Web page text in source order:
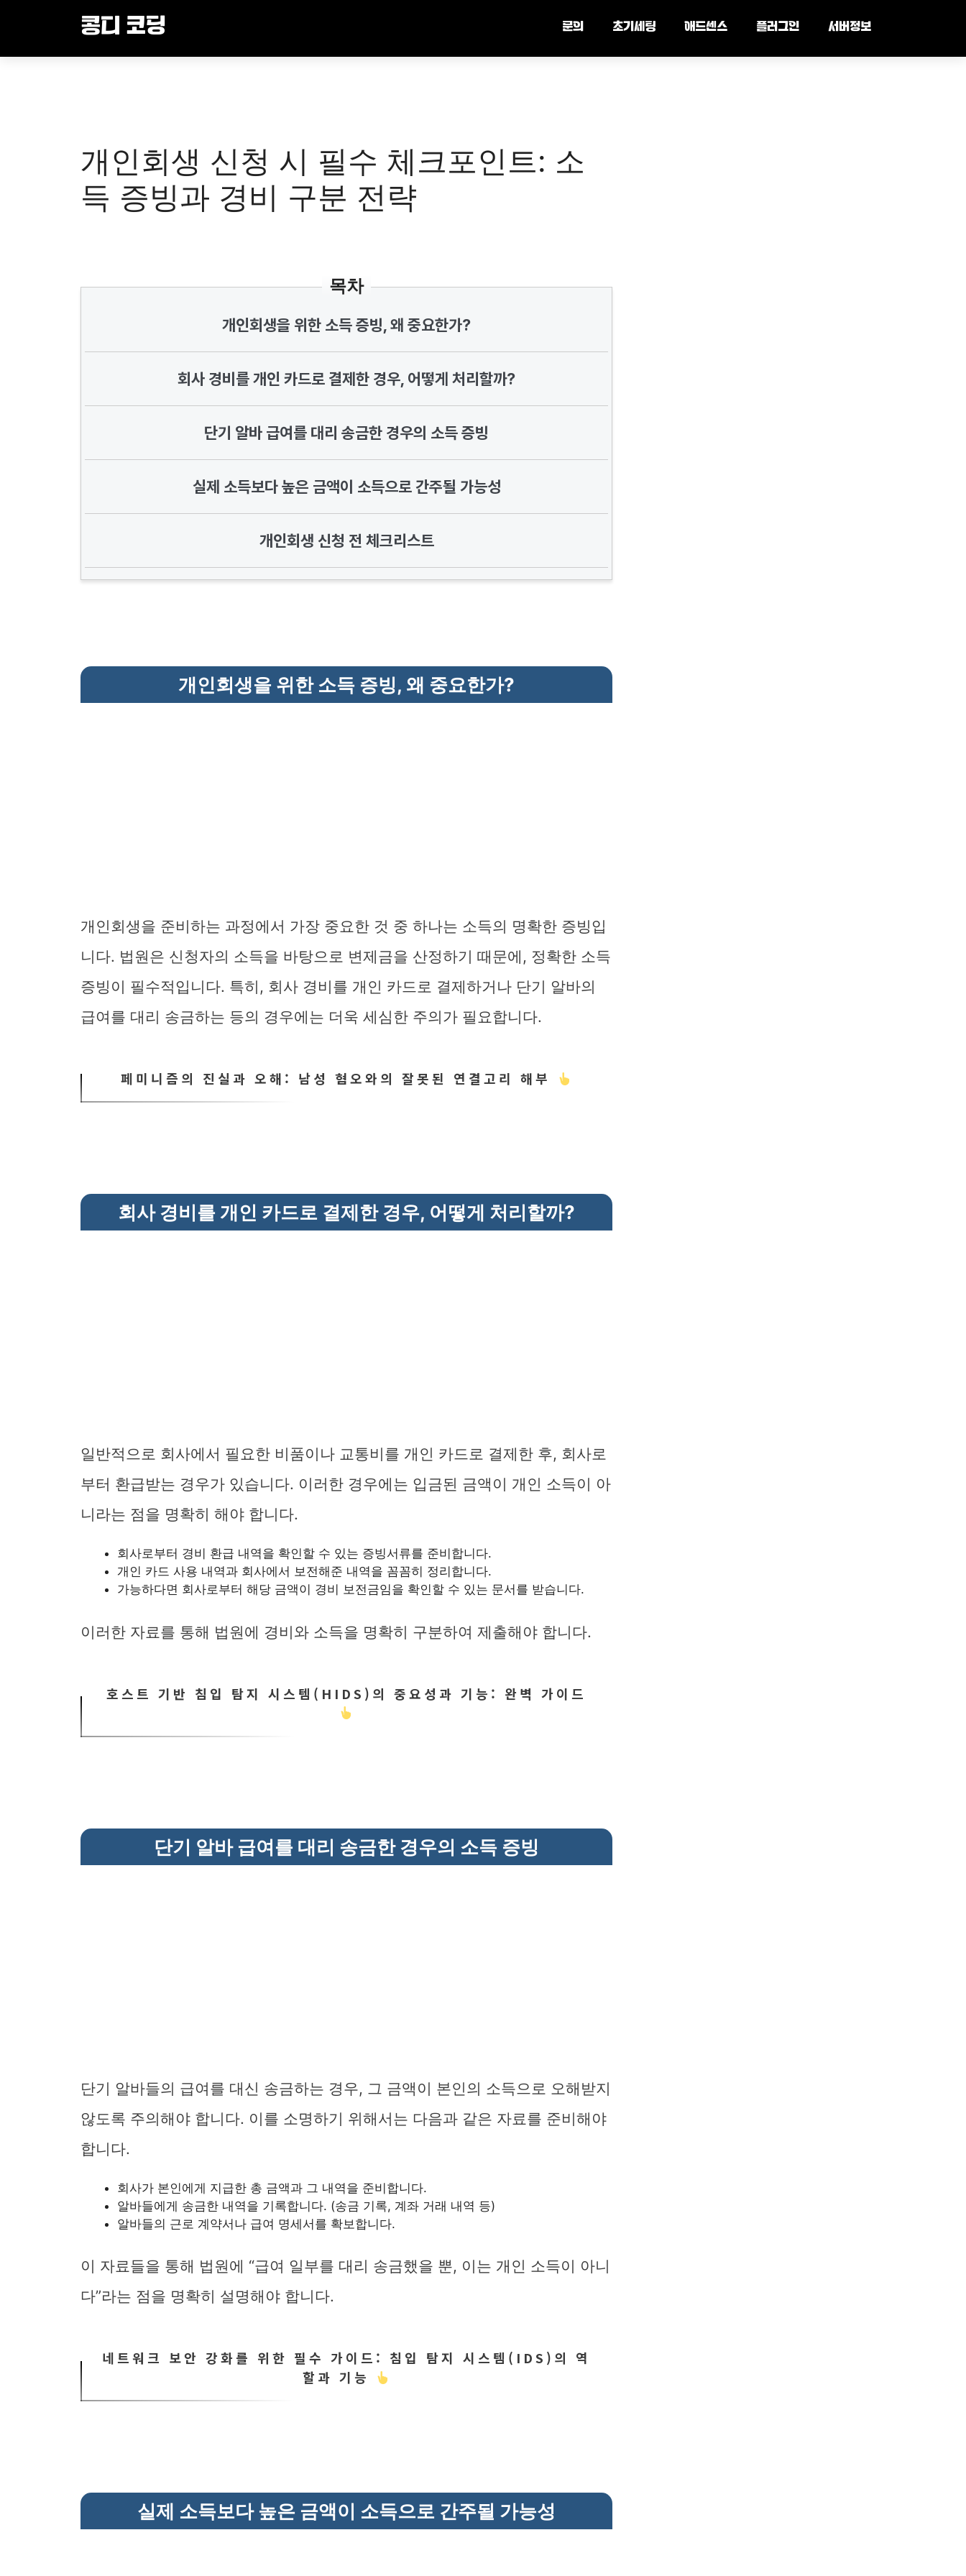
콩디 코딩 문의 초기세팅 애드센스 플러그인 서버정보
개인회생 신청 시 필수 체크포인트: 소
득 증빙과 경비 구분 전략
목차
개인회생을 위한 소득 증빙, 왜 중요한가?
회사 경비를 개인 카드로 결제한 경우, 어떻게 처리할까?
단기 알바 급여를 대리 송금한 경우의 소득 증빙
실제 소득보다 높은 금액이 소득으로 간주될 가능성
개인회생 신청 전 체크리스트
개인회생을 위한 소득 증빙, 왜 중요한가?
개인회생을 준비하는 과정에서 가장 중요한 것 중 하나는 소득의 명확한 증빙입
니다. 법원은 신청자의 소득을 바탕으로 변제금을 산정하기 때문에, 정확한 소득
증빙이 필수적입니다. 특히, 회사 경비를 개인 카드로 결제하거나 단기 알바의
급여를 대리 송금하는 등의 경우에는 더욱 세심한 주의가 필요합니다.
페미니즘의 진실과 오해: 남성 혐오와의 잘못된 연결고리 해부
회사 경비를 개인 카드로 결제한 경우, 어떻게 처리할까?
일반적으로 회사에서 필요한 비품이나 교통비를 개인 카드로 결제한 후, 회사로
부터 환급받는 경우가 있습니다. 이러한 경우에는 입금된 금액이 개인 소득이 아
니라는 점을 명확히 해야 합니다.
회사로부터 경비 환급 내역을 확인할 수 있는 증빙서류를 준비합니다.
개인 카드 사용 내역과 회사에서 보전해준 내역을 꼼꼼히 정리합니다.
가능하다면 회사로부터 해당 금액이 경비 보전금임을 확인할 수 있는 문서를 받습니다.
이러한 자료를 통해 법원에 경비와 소득을 명확히 구분하여 제출해야 합니다.
호스트 기반 침입 탐지 시스템(HIDS)의 중요성과 기능: 완벽 가이드
단기 알바 급여를 대리 송금한 경우의 소득 증빙
단기 알바들의 급여를 대신 송금하는 경우, 그 금액이 본인의 소득으로 오해받지
않도록 주의해야 합니다. 이를 소명하기 위해서는 다음과 같은 자료를 준비해야
합니다.
회사가 본인에게 지급한 총 금액과 그 내역을 준비합니다.
알바들에게 송금한 내역을 기록합니다. (송금 기록, 계좌 거래 내역 등)
알바들의 근로 계약서나 급여 명세서를 확보합니다.
이 자료들을 통해 법원에 “급여 일부를 대리 송금했을 뿐, 이는 개인 소득이 아니
다”라는 점을 명확히 설명해야 합니다.
네트워크 보안 강화를 위한 필수 가이드: 침입 탐지 시스템(IDS)의 역
할과 기능
실제 소득보다 높은 금액이 소득으로 간주될 가능성